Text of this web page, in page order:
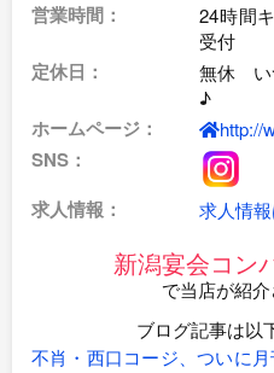
営業時間：
24時間
受付
定休日：
無休 い
♪
ホームページ： http://
SNS：
求人情報：
求人情
新潟宴会コン
で当店が紹介
ブログ記事は以
不肖・西口コージ、ついに